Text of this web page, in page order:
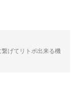
げてリトポ出来る機